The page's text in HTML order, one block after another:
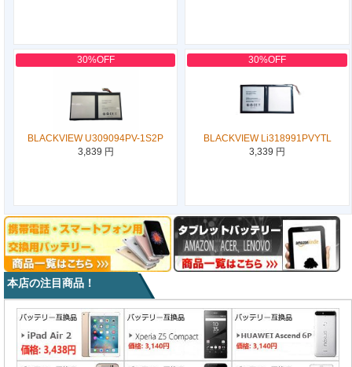
30%OFF
BLACKVIEW U309094PV-1S2P
3,839 円
30%OFF
BLACKVIEW Li318991PVYTL
3,339 円
本店の注目商品！